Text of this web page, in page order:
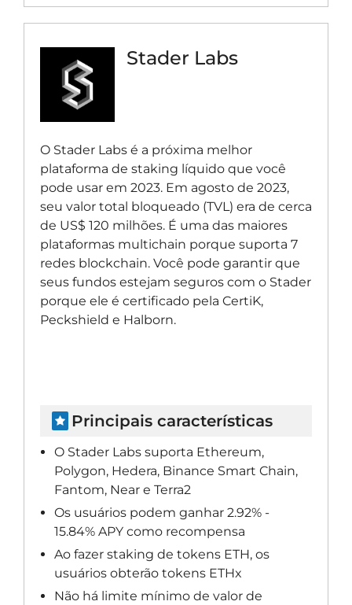
Stader Labs
O Stader Labs é a próxima melhor
plataforma de staking líquido que você
pode usar em 2023. Em agosto de 2023,
seu valor total bloqueado (TVL) era de cerca
de US$ 120 milhões. É uma das maiores
plataformas multichain porque suporta 7
redes blockchain. Você pode garantir que
seus fundos estejam seguros com o Stader
porque ele é certificado pela CertiK,
Peckshield e Halborn.
Principais características
O Stader Labs suporta Ethereum,
Polygon, Hedera, Binance Smart Chain,
Fantom, Near e Terra2
Os usuários podem ganhar 2.92% -
15.84% APY como recompensa
Ao fazer staking de tokens ETH, os
usuários obterão tokens ETHx
Não há limite mínimo de valor de